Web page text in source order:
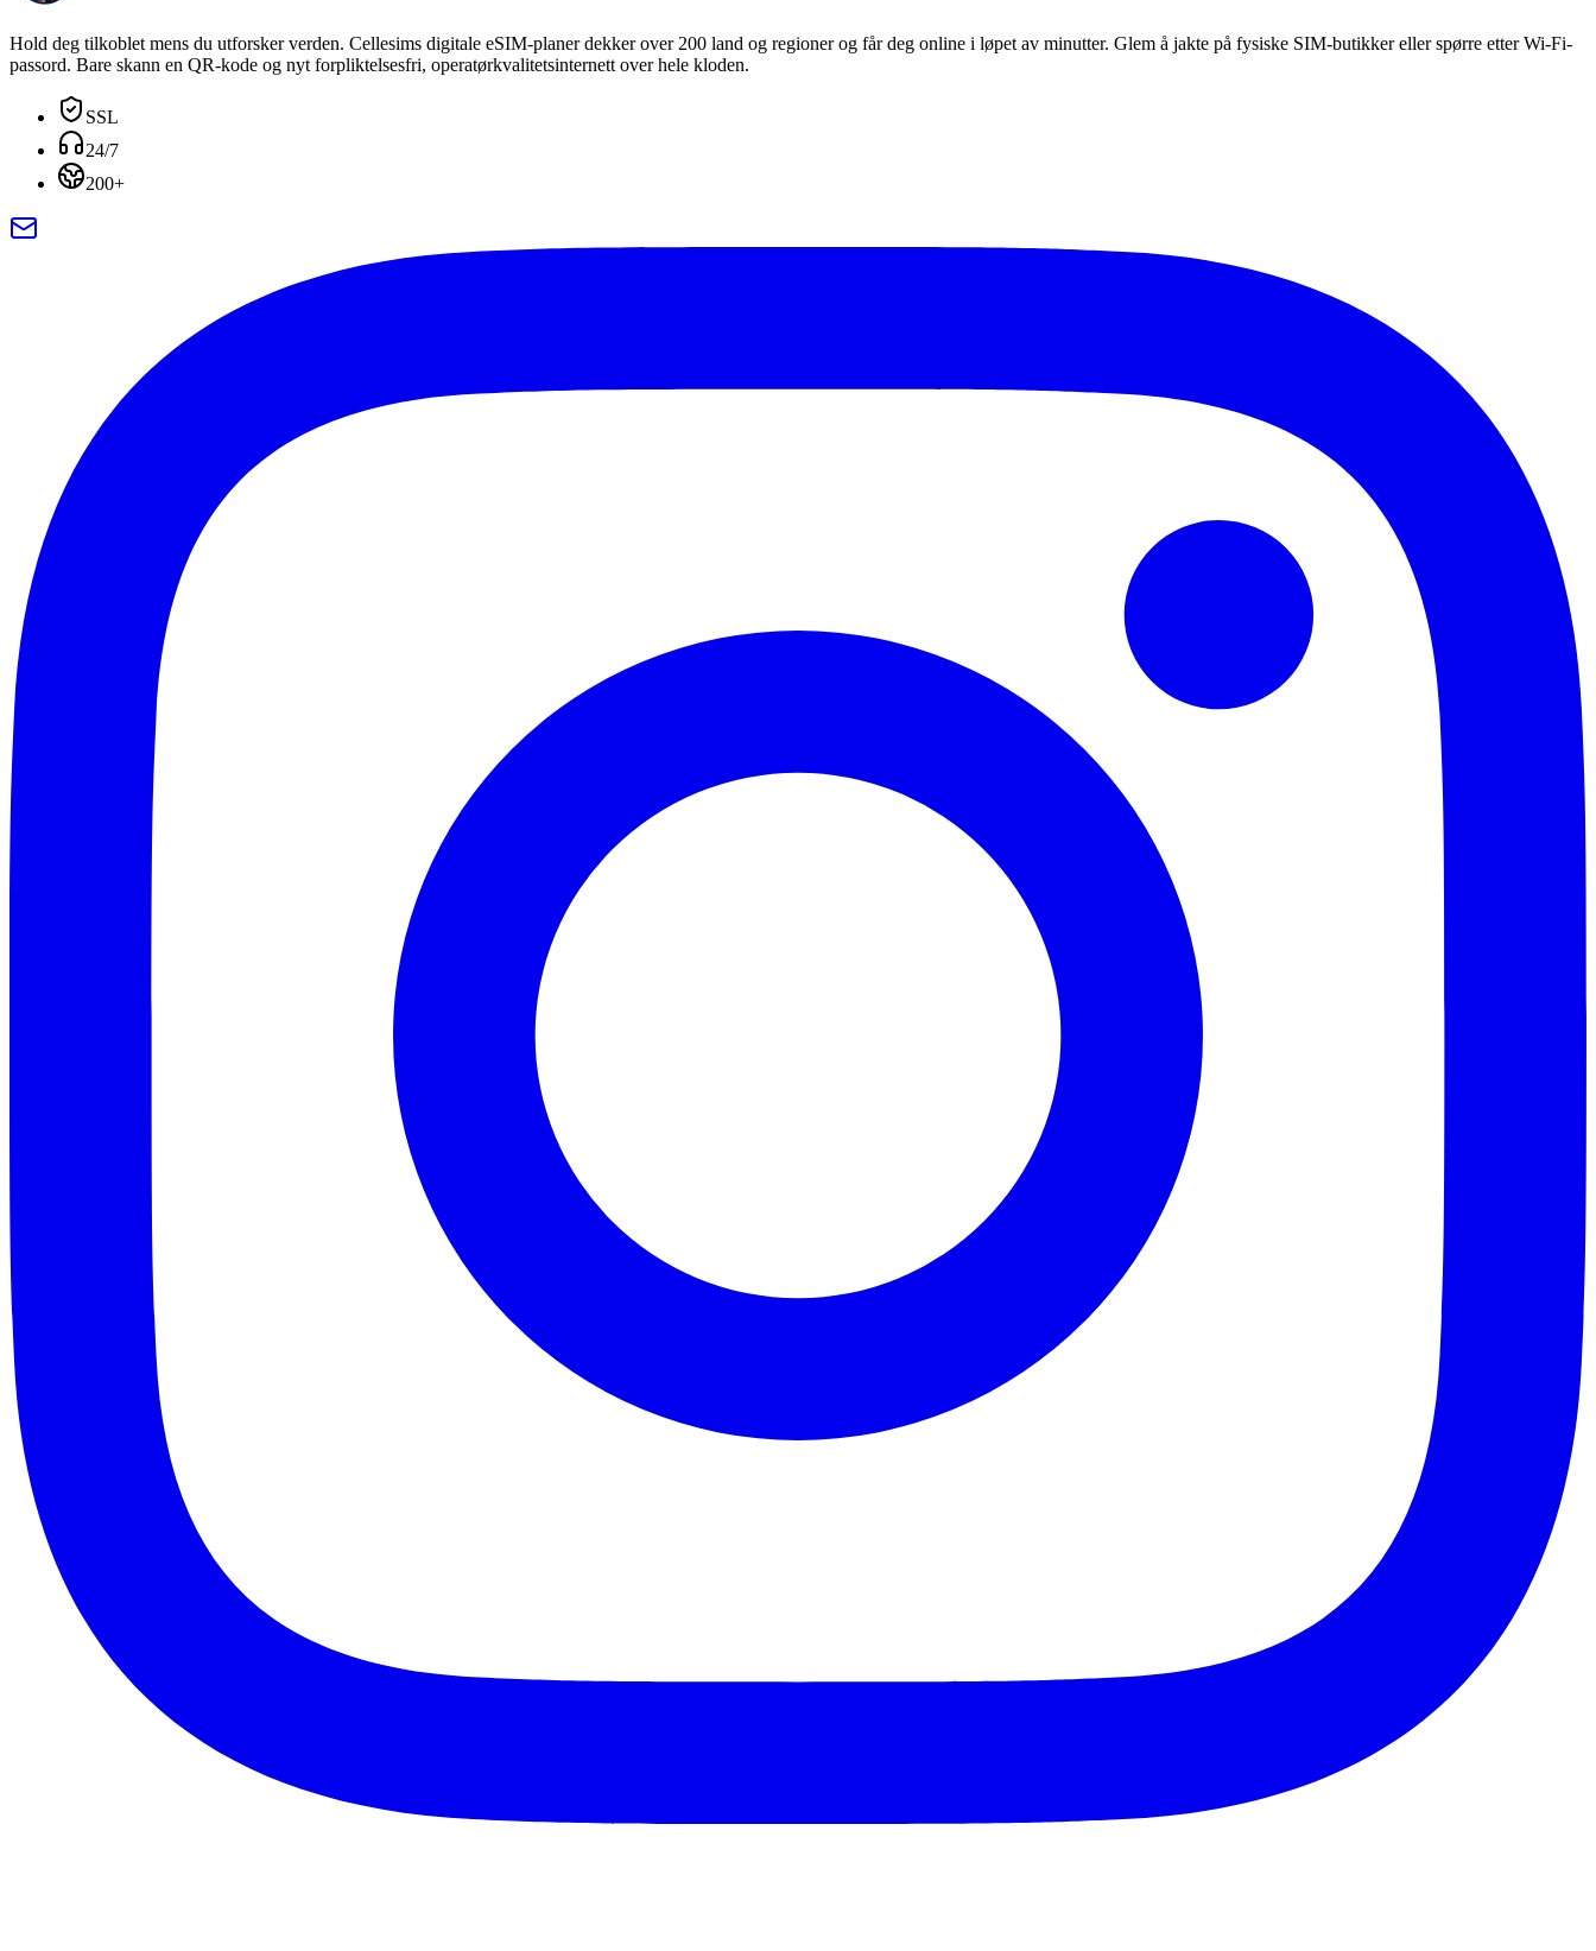
Hold deg tilkoblet mens du utforsker verden. Cellesims digitale eSIM-planer dekker over 200 land og regioner og får deg online i løpet av minutter. Glem å jakte på fysiske SIM-butikker eller spørre etter Wi-Fi-
passord. Bare skann en QR-kode og nyt forpliktelsesfri, operatørkvalitetsinternett over hele kloden.
SSL
24/7
200+